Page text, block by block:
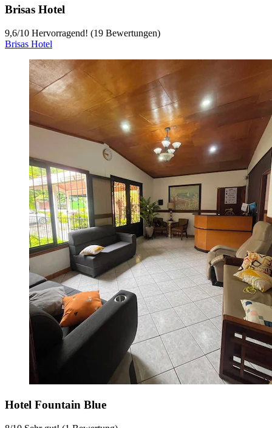
Brisas Hotel
9,6/10 Hervorragend! (19 Bewertungen)
Brisas Hotel
Hotel Fountain Blue